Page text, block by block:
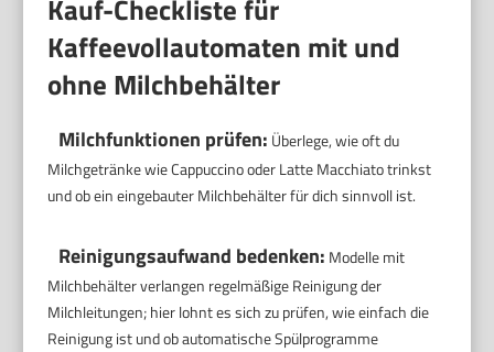
Kauf-Checkliste für
Kaffeevollautomaten mit und
ohne Milchbehälter
Milchfunktionen prüfen: Überlege, wie oft du
Milchgetränke wie Cappuccino oder Latte Macchiato trinkst
und ob ein eingebauter Milchbehälter für dich sinnvoll ist.
Reinigungsaufwand bedenken: Modelle mit
Milchbehälter verlangen regelmäßige Reinigung der
Milchleitungen; hier lohnt es sich zu prüfen, wie einfach die
Reinigung ist und ob automatische Spülprogramme